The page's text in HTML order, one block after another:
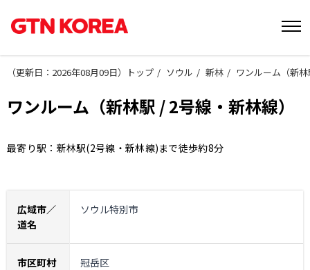
（更新日：2026年08月09日） トップ ソウル 新林 ワンルーム（新
ワンルーム（新林駅 / 2号線・新林線）
最寄り駅：新林駅(2号線・新林線)まで徒歩約8分
広域市／
道名
ソウル特別市
市区町村 冠岳区